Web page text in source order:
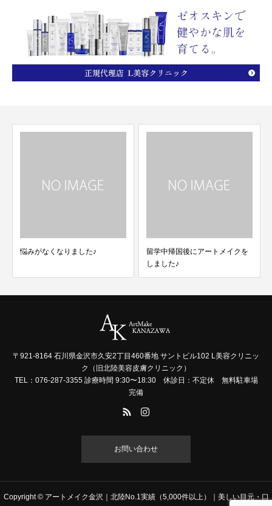
悩みがなくなりました♪
留学中帰国後にアートメイクを
しました♪
〒921-8164 石川県金沢市久安2丁目460番地 サントビル102 L美容クリニッ
ク（旧北陸美容皮膚クリニック）
TEL：076-287-3355 診療時間 9:30〜18:30 休診日：不定休 無料駐車場
完備
お問い合わせ
Copyright © アートメイク金沢｜北陸No.1実績（5,000件以上）｜美しい目元・口